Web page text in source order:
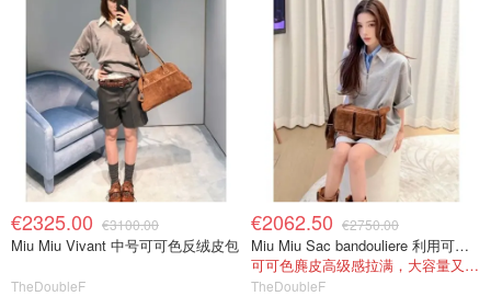
€2325.00 €3100.00
Miu Miu Vivant 中号可可色反绒皮包
TheDoubleF
€2062.50 €2750.00
Miu Miu Sac bandouliere 利用可可色麂皮
可可色麂皮高级感拉满，大容量又百搭
TheDoubleF